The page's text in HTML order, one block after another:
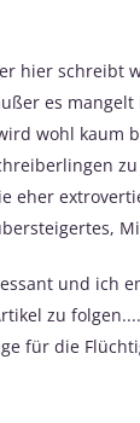
hier schreibt
es mangelt
wohl kaum
eher
und ich
zu
für die